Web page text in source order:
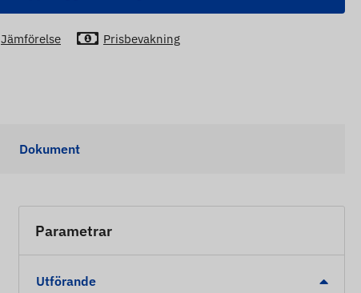
Jämförelse Prisbevakning
Dokument
Parametrar
Utförande